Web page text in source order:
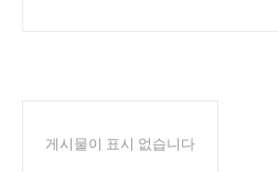
게시물이 표시 없습니다